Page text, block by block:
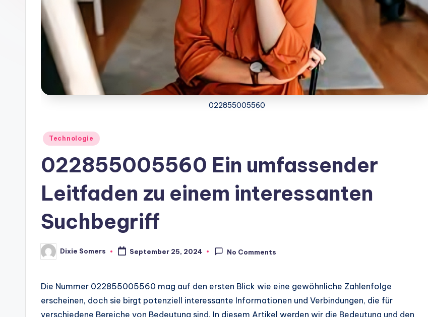
022855005560
Posted
Technologie
022855005560 Ein umfassender
Leitfaden zu einem interessanten
Suchbegriff
Posted
by
Dixie Somers September 25, 2024 No Comments
Die Nummer 022855005560 mag auf den ersten Blick wie eine gewöhnliche Zahlenfolge
erscheinen, doch sie birgt potenziell interessante Informationen und Verbindungen, die für
verschiedene Bereiche von Bedeutung sind. In diesem Artikel werden wir die Bedeutung und den